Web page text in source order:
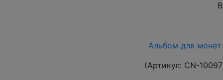
Альбом для монет
(Артикул: CN-